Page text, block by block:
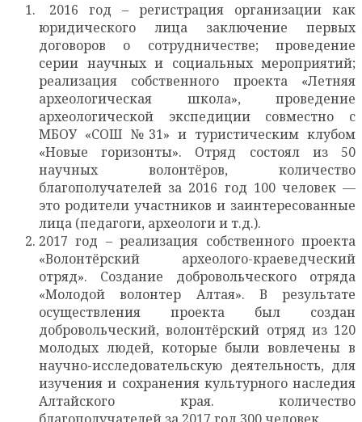
2016 год – регистрация организации как
юридического лица заключение первых
договоров о сотрудничестве; проведение
серии научных и социальных мероприятий;
реализация собственного проекта «Летняя
археологическая школа», проведение
археологической экспедиции совместно с
МБОУ «СОШ №31» и туристическим клубом
«Новые горизонты». Отряд состоял из 50
научных волонтёров, количество
благополучателей за 2016 год 100 человек —
это родители участников и заинтересованные
лица (педагоги, археологи и т.д.).
2017 год – реализация собственного проекта
«Волонтёрский археолого-краеведческий
отряд». Создание добровольческого отряда
«Молодой волонтер Алтая». В результате
осуществления проекта был создан
добровольческий, волонтёрский отряд из 120
молодых людей, которые были вовлечены в
научно-исследовательскую деятельность, для
изучения и сохранения культурного наследия
Алтайского края. количество